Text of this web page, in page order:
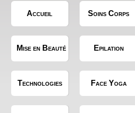
Accueil Soins Corps
Mise en Beauté Epilation
Technologies Face Yoga